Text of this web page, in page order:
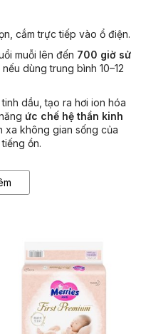
cắm trực tiếp vào ổ điện.
muỗi lên đến 700 giờ sử
nếu dùng trung bình 10–12
dầu, tạo ra hơi ion hóa
ức chế hệ thần kinh
xa không gian sống của
ồn.
vòng vài phút sau khi
rộng từ 20–30m².
người lớn tuổi
tiếng động
, khác biệt
hương hay xịt hóa chất
có thể sử dụng liên tục